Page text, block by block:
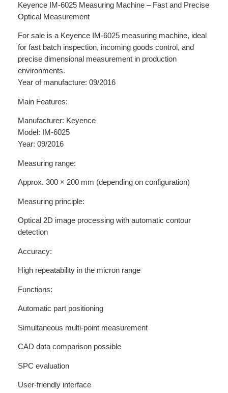
Keyence IM-6025 Measuring Machine – Fast and Precise
Optical Measurement
For sale is a Keyence IM-6025 measuring machine, ideal
for fast batch inspection, incoming goods control, and
precise dimensional measurement in production
environments.
Year of manufacture: 09/2016
Main Features:
Manufacturer: Keyence
Model: IM-6025
Year: 09/2016
Measuring range:
Approx. 300 × 200 mm (depending on configuration)
Measuring principle:
Optical 2D image processing with automatic contour
detection
Accuracy:
High repeatability in the micron range
Functions:
Automatic part positioning
Simultaneous multi-point measurement
CAD data comparison possible
SPC evaluation
User-friendly interface